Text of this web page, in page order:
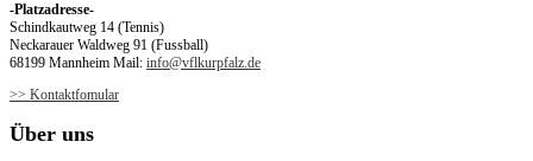
-Platzadresse-
Schindkautweg 14 (Tennis)
Neckarauer Waldweg 91 (Fussball)
68199 Mannheim Mail: info@vflkurpfalz.de
>> Kontaktfomular
Über uns